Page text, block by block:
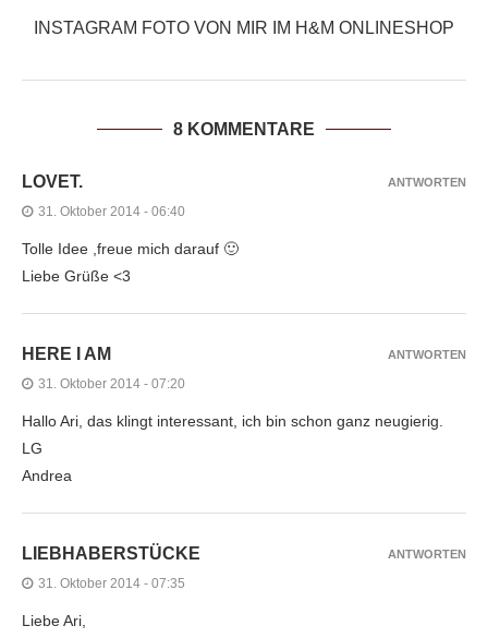
INSTAGRAM FOTO VON MIR IM H&M ONLINESHOP
8 KOMMENTARE
LOVET.
31. Oktober 2014 - 06:40
Tolle Idee ,freue mich darauf 🙂
Liebe Grüße <3
ANTWORTEN
HERE I AM
31. Oktober 2014 - 07:20
Hallo Ari, das klingt interessant, ich bin schon ganz neugierig.
LG
Andrea
ANTWORTEN
LIEBHABERSTÜCKE
31. Oktober 2014 - 07:35
Liebe Ari,
ANTWORTEN